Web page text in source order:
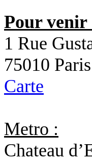
Pour venir
1 Rue
75010 Paris
Carte
Metro :
Chateau